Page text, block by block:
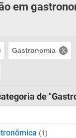
em
Gastronomia
de
(1)